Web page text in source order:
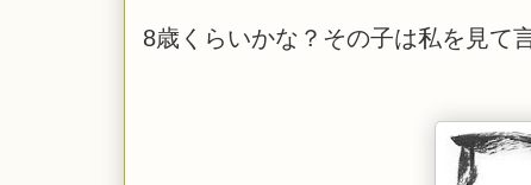
8歳くらいかな？その子は私を見て